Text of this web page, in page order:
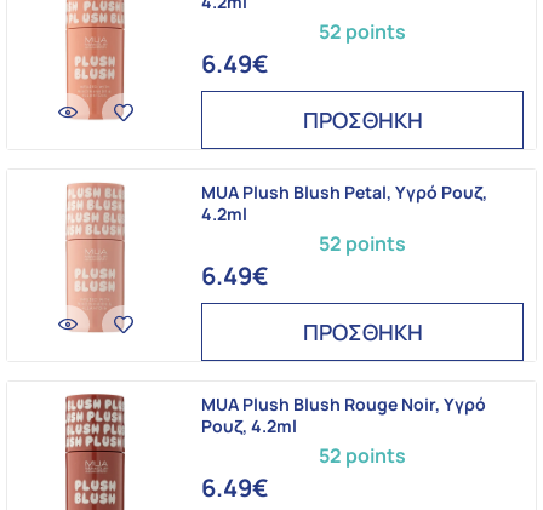
52 points
6.49€
ΠΡΟΣΘΗΚΗ
52 points
MUA Plush Blush Petal, Υγρό Ρουζ,
4.2ml
6.49€
ΠΡΟΣΘΗΚΗ
52 points
MUA Plush Blush Rouge Noir, Υγρό
Ρουζ, 4.2ml
6.49€